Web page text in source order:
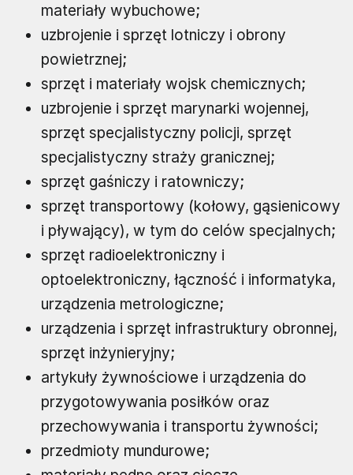
materiały wybuchowe;
uzbrojenie i sprzęt lotniczy i obrony
powietrznej;
sprzęt i materiały wojsk chemicznych;
uzbrojenie i sprzęt marynarki wojennej,
sprzęt specjalistyczny policji, sprzęt
specjalistyczny straży granicznej;
sprzęt gaśniczy i ratowniczy;
sprzęt transportowy (kołowy, gąsienicowy
i pływający), w tym do celów specjalnych;
sprzęt radioelektroniczny i
optoelektroniczny, łączność i informatyka,
urządzenia metrologiczne;
urządzenia i sprzęt infrastruktury obronnej,
sprzęt inżynieryjny;
artykuły żywnościowe i urządzenia do
przygotowywania posiłków oraz
przechowywania i transportu żywności;
przedmioty mundurowe;